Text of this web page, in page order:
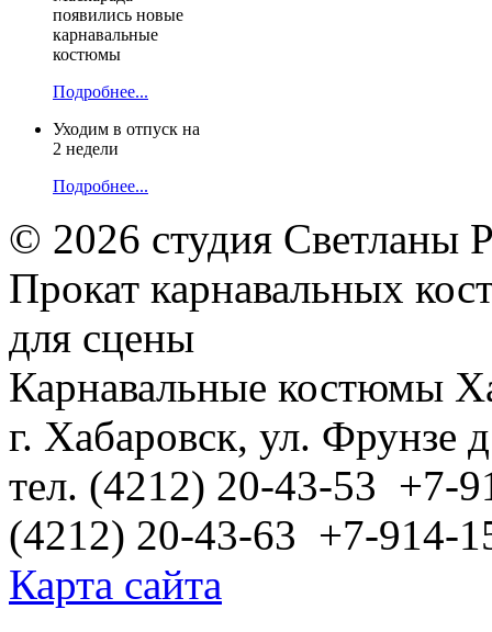
появились новые
карнавальные
костюмы
Подробнее...
Уходим в отпуск на
2 недели
Подробнее...
© 2026 студия Светланы
Прокат карнавальных
для сцены
Карнавальные костюмы
г. Хабаровск, ул. Фрунзе
тел. (4212) 20-43-53 +7-
(4212) 20-43-63 +7-914-
Карта сайта